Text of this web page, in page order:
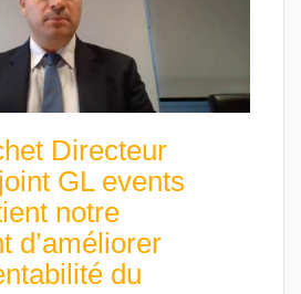
Directeur
GL events
notre
d’améliorer
du